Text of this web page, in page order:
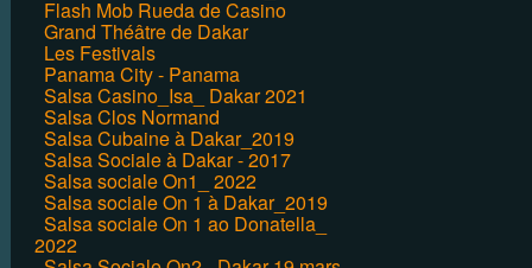
Flash Mob Rueda de Casino
Grand Théâtre de Dakar
Les Festivals
Panama City - Panama
Salsa Casino_Isa_ Dakar 2021
Salsa Clos Normand
Salsa Cubaine à Dakar_2019
Salsa Sociale à Dakar - 2017
Salsa sociale On1_ 2022
Salsa sociale On 1 à Dakar_2019
Salsa sociale On 1 ao Donatella_
2022